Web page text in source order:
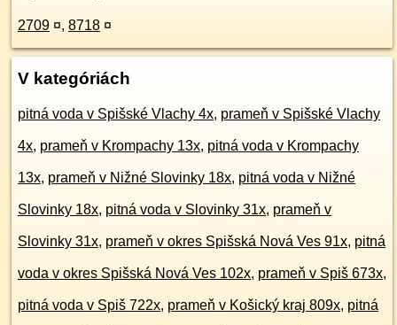
2709 ¤, 8718 ¤
V kategóriách
pitná voda v Spišské Vlachy 4x, prameň v Spišské Vlachy
4x, prameň v Krompachy 13x, pitná voda v Krompachy
13x, prameň v Nižné Slovinky 18x, pitná voda v Nižné
Slovinky 18x, pitná voda v Slovinky 31x, prameň v
Slovinky 31x, prameň v okres Spišská Nová Ves 91x, pitná
voda v okres Spišská Nová Ves 102x, prameň v Spiš 673x,
pitná voda v Spiš 722x, prameň v Košický kraj 809x, pitná